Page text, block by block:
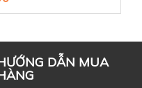
DẪN MUA